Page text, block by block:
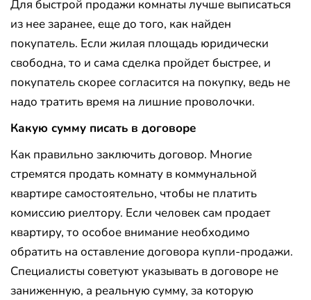
Для быстрой продажи комнаты лучше выписаться
из нее заранее, еще до того, как найден
покупатель. Если жилая площадь юридически
свободна, то и сама сделка пройдет быстрее, и
покупатель скорее согласится на покупку, ведь не
надо тратить время на лишние проволочки.
Какую сумму писать в договоре
Как правильно заключить договор. Многие
стремятся продать комнату в коммунальной
квартире самостоятельно, чтобы не платить
комиссию риелтору. Если человек сам продает
квартиру, то особое внимание необходимо
обратить на оставление договора купли-продажи.
Специалисты советуют указывать в договоре не
заниженную, а реальную сумму, за которую